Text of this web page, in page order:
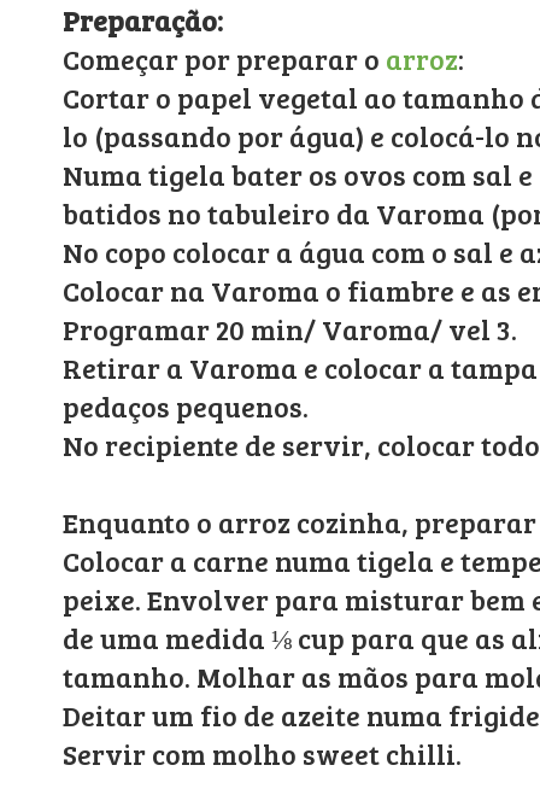
Preparação:
Começar por preparar o arroz:
Cortar o papel vegetal ao tamanho
lo (passando por água) e colocá-lo
Numa tigela bater os ovos com sal
batidos no tabuleiro da Varoma
No copo colocar a água com o sal e
Colocar na Varoma o fiambre e as
Programar 20 min/ Varoma/ vel 3.
Retirar a Varoma e colocar a
pedaços pequenos.
No recipiente de servir, colocar
Enquanto o arroz cozinha,
Colocar a carne numa tigela e
peixe. Envolver para misturar bem
de uma medida ⅛ cup para que as
tamanho. Molhar as mãos para
Deitar um fio de azeite numa
Servir com molho sweet chilli.